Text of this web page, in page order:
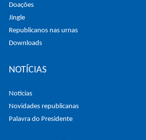
Doações
Jingle
Republicanos nas urnas
Downloads
NOTÍCIAS
Noticias
Novidades republicanas
Palavra do Presidente